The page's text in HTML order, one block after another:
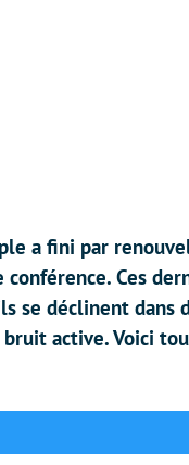
a fini par
Ces
se déclinent dans
active. Voici